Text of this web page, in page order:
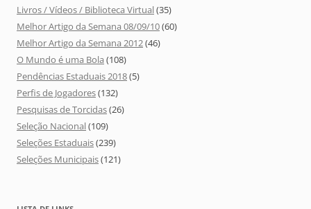
Livros / Vídeos / Biblioteca Virtual(35)
Melhor Artigo da Semana 08/09/10(60)
Melhor Artigo da Semana 2012(46)
O Mundo é uma Bola (108)
Pendências Estaduais 2018(5)
Perfis de Jogadores(132)
Pesquisas de Torcidas(26)
Seleção Nacional(109)
Seleções Estaduais(239)
Seleções Municipais(121)